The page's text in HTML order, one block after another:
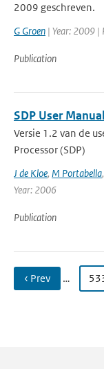
2009 geschreven.
G Groen | Year: 2009 |
Publication
SDP User
Versie 1.2 van de
Processor (SDP)
J de Kloe, M Portabella,
Year: 2006
Publication
‹ Prev …